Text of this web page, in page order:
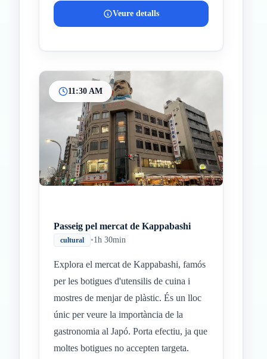
Veure detalls
11:30 AM
Passeig pel mercat de Kappabashi
cultural •1h 30min
Explora el mercat de Kappabashi, famós
per les botigues d'utensilis de cuina i
mostres de menjar de plàstic. És un lloc
únic per veure la importància de la
gastronomia al Japó. Porta efectiu, ja que
moltes botigues no accepten targeta.